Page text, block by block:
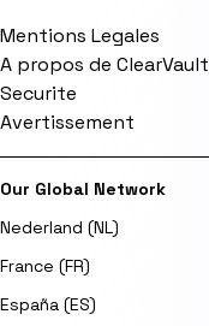
Mentions Legales
A propos de ClearVault
Securite
Avertissement
Our Global Network
Nederland (NL)
France (FR)
España (ES)